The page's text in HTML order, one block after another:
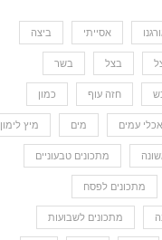
אסייתי ביצה
בצל בשר
חזה עוף כמון
עמים מים מיץ לימון
מתכונים טבעוניים
מתכונים לפסח
מתכונים לשבועות